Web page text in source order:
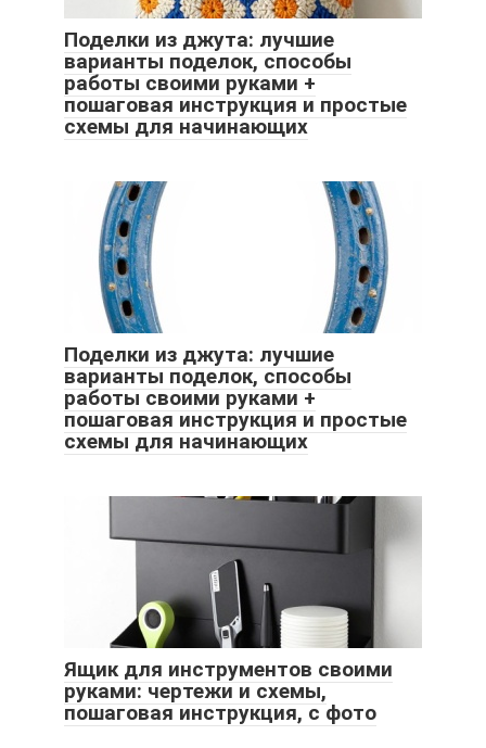
Поделки из джута: лучшие
варианты поделок, способы
работы своими руками +
пошаговая инструкция и простые
схемы для начинающих
Поделки из джута: лучшие
варианты поделок, способы
работы своими руками +
пошаговая инструкция и простые
схемы для начинающих
Ящик для инструментов своими
руками: чертежи и схемы,
пошаговая инструкция, с фото